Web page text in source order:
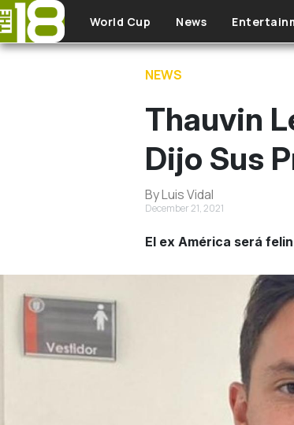
Skip to main content
World Cup News
NEWS
Thauvin
Dijo Sus
By Luis Vidal
December 21, 2021
El ex América será